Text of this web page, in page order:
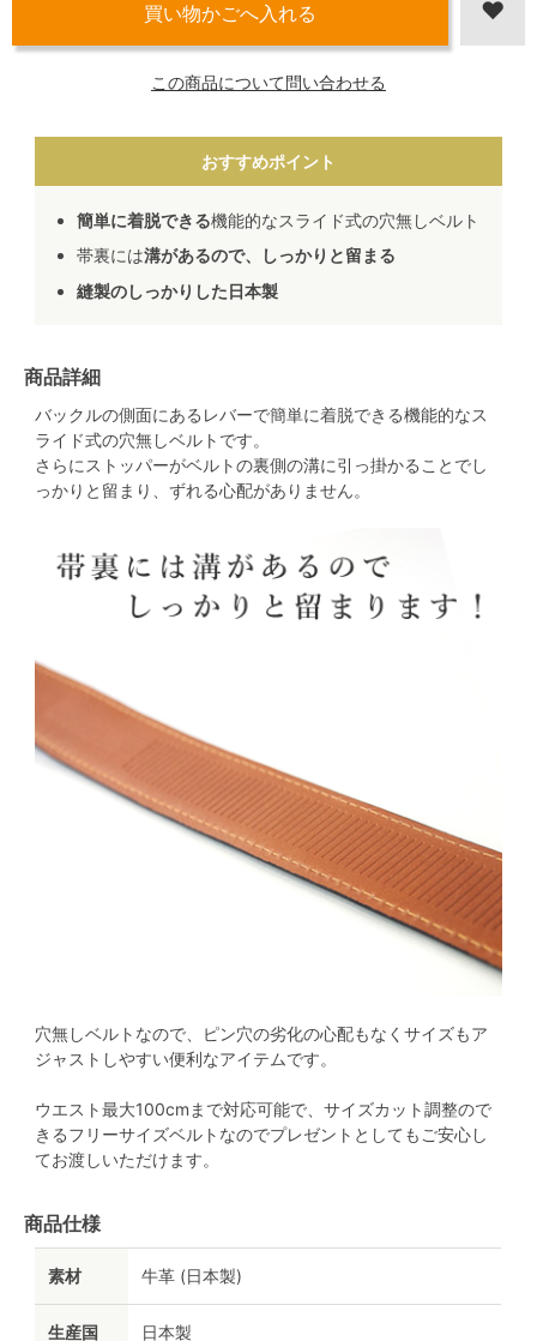
この商品について問い合わせる
おすすめポイント
簡単に着脱できる機能的なスライド式の穴無しベルト
帯裏には溝があるので、しっかりと留まる
縫製のしっかりした日本製
商品詳細
バックルの側面にあるレバーで簡単に着脱できる機能的なス
ライド式の穴無しベルトです。
さらにストッパーがベルトの裏側の溝に引っ掛かることでし
っかりと留まり、ずれる心配がありません。
穴無しベルトなので、ピン穴の劣化の心配もなくサイズもア
ジャストしやすい便利なアイテムです。
ウエスト最大100cmまで対応可能で、サイズカット調整ので
きるフリーサイズベルトなのでプレゼントとしてもご安心し
てお渡しいただけます。
商品仕様
素材 牛革 (日本製)
生産国 日本製